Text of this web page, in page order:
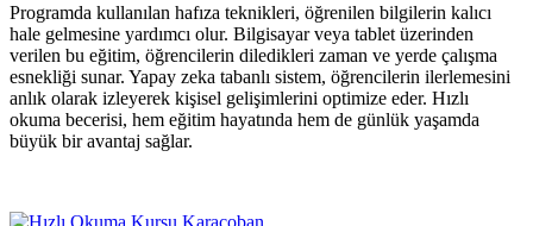
Programda kullanılan hafıza teknikleri, öğrenilen bilgilerin kalıcı
hale gelmesine yardımcı olur. Bilgisayar veya tablet üzerinden
verilen bu eğitim, öğrencilerin diledikleri zaman ve yerde çalışma
esnekliği sunar. Yapay zeka tabanlı sistem, öğrencilerin ilerlemesini
anlık olarak izleyerek kişisel gelişimlerini optimize eder. Hızlı
okuma becerisi, hem eğitim hayatında hem de günlük yaşamda
büyük bir avantaj sağlar.